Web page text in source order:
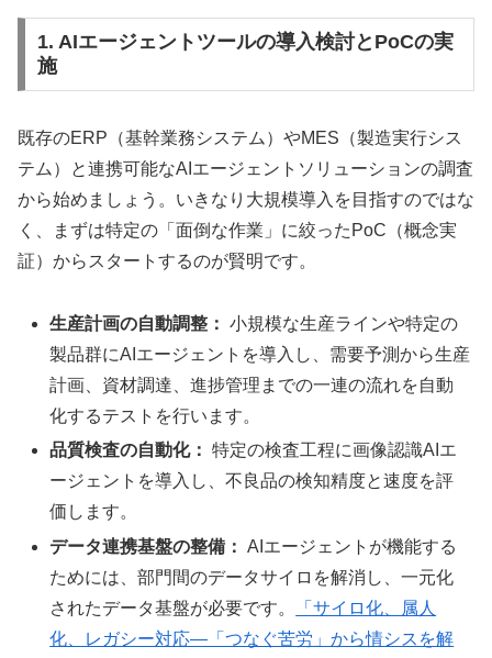
1. AIエージェントツールの導入検討とPoCの実
施
既存のERP（基幹業務システム）やMES（製造実行シス
テム）と連携可能なAIエージェントソリューションの調査
から始めましょう。いきなり大規模導入を目指すのではな
く、まずは特定の「面倒な作業」に絞ったPoC（概念実
証）からスタートするのが賢明です。
生産計画の自動調整： 小規模な生産ラインや特定の
製品群にAIエージェントを導入し、需要予測から生産
計画、資材調達、進捗管理までの一連の流れを自動
化するテストを行います。
品質検査の自動化： 特定の検査工程に画像認識AIエ
ージェントを導入し、不良品の検知精度と速度を評
価します。
データ連携基盤の整備： AIエージェントが機能する
ためには、部門間のデータサイロを解消し、一元化
されたデータ基盤が必要です。
「サイロ化、属人
化、レガシー対応—「つなぐ苦労」から情シスを解